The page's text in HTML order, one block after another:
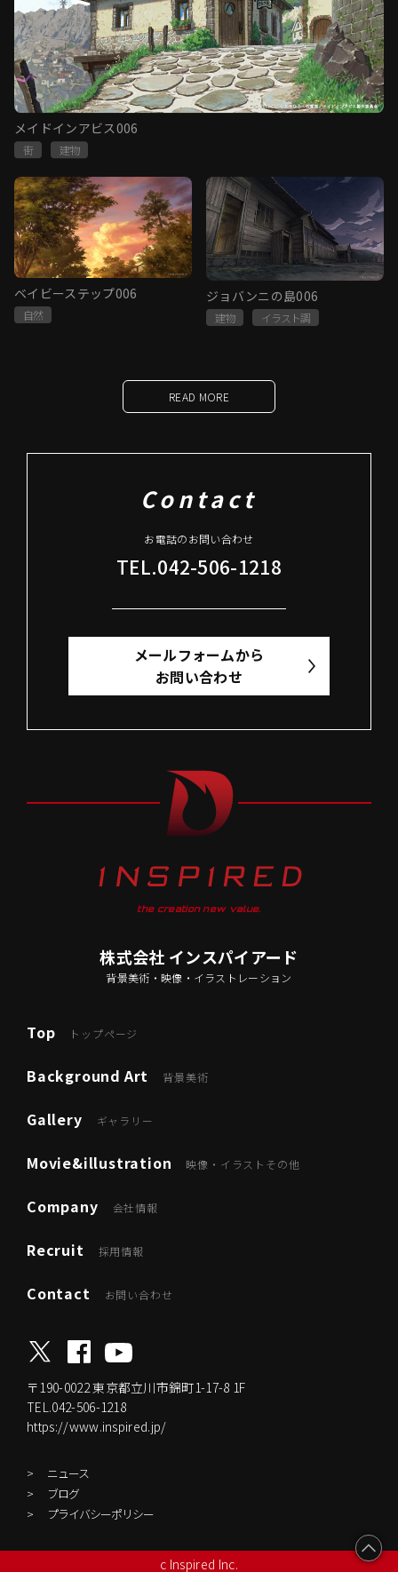
メイドインアビス006
街 建物
ベイビーステップ006
自然
ジョバンニの島006
建物 イラスト調
READ MORE
Contact
お電話のお問い合わせ
TEL.042-506-1218
メールフォームから
お問い合わせ
the creation new value.
株式会社 インスパイアード
背景美術・映像・イラストレーション
Top トップページ
Background Art 背景美術
Gallery ギャラリー
Movie&illustration 映像・イラストその他
Company 会社情報
Recruit 採用情報
Contact お問い合わせ
〒190-0022東京都立川市錦町1-17-8 1F
TEL.042-506-1218
https://www.inspired.jp/
ニュース
ブログ
プライバシーポリシー
c Inspired Inc.